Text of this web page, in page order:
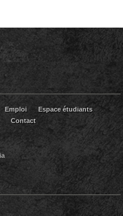
Emploi
Espace étudiants
Contact